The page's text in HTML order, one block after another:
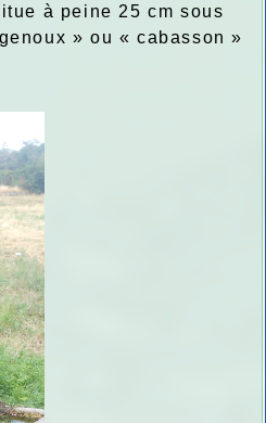
à peine 25 cm sous
» ou « cabasson »